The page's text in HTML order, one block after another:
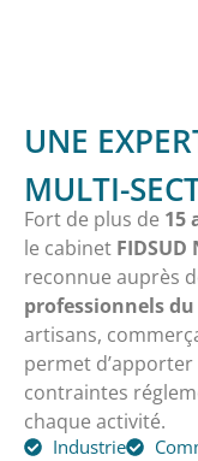
UNE
MULTI-
Fort de plus de 15
le cabinet FIDSUD
reconnue auprès
professionnels
artisans,
permet
contraintes
chaque activité.
Industrie